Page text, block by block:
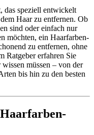
das speziell entwickelt
Haar zu entfernen. Ob
sind oder einfach nur
möchten, ein Haarfarben-
zu entfernen, ohne
Ratgeber erfahren Sie
müssen – von der
bis hin zu den besten